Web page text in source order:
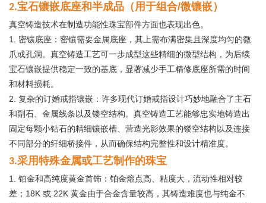
2.宝石镶嵌底座和半成品（用于组合/微镶嵌）
真空铸造技术在制造功能性珠宝部件方面也表现出色。
1. 密镶底座：密镶需要金属底座，其上需布满密集且深度均匀的微
爪或孔洞。真空铸造工艺可一步成型这些精细的微型结构，为后续
宝石镶嵌提供稳定一致的基底，显著减少手工精修底座所需的时间
和材料损耗。
2. 复杂的订婚戒指镶嵌：许多现代订婚戒指设计巧妙地融合了主石
和副石、金属线条以及镂空结构。真空铸造工艺能够忠实地铸造出
固定每颗小钻石的精细镶嵌槽、营造光影效果的镂空结构以及连接
不同部分的纤细桥接件，从而确保结构完整性和设计精准度。
3.采用特殊金属或工艺制作的珠宝
1. 铂金和高纯度黄金首饰：铂金熔点高、粘度大，流动性相对较
差；18K 或 22K 黄金由于合金含量较高，其铸造难度也与纯金不